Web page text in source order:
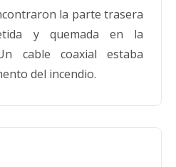
la parte trasera
y quemada en la
cable coaxial estaba
del incendio.